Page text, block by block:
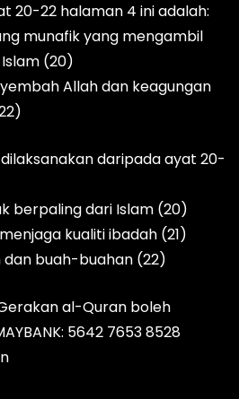
20-22 halaman 4 ini adalah:
munafik yang mengambil
(20)
Allah dan keagungan
daripada ayat 20-
berpaling dari Islam (20)
kualiti ibadah (21)
dan buah-buahan (22)
al-Quran boleh
5642 7653 8528